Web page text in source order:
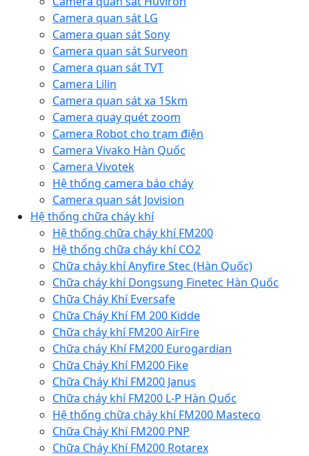
Camera quan sát LG
Camera quan sát Sony
Camera quan sát Surveon
Camera quan sát TVT
Camera Lilin
Camera quan sát xa 15km
Camera quay quét zoom
Camera Robot cho trạm điện
Camera Vivako Hàn Quốc
Camera Vivotek
Hệ thống camera báo cháy
Camera quan sát Jovision
Hệ thống chữa cháy khí
Hệ thống chữa cháy khí FM200
Hệ thống chữa cháy khí CO2
Chữa cháy khí Anyfire Stec (Hàn Quốc)
Chữa cháy khí Dongsung Finetec Hàn Quốc
Chữa Cháy Khí Eversafe
Chữa Cháy Khí FM 200 Kidde
Chữa cháy khí FM200 AirFire
Chữa cháy Khí FM200 Eurogardian
Chữa Cháy Khí FM200 Fike
Chữa Cháy Khí FM200 Janus
Chữa cháy khí FM200 L-P Hàn Quốc
Hệ thống chữa cháy khí FM200 Masteco
Chữa Cháy Khí FM200 PNP
Chữa Cháy Khí FM200 Rotarex